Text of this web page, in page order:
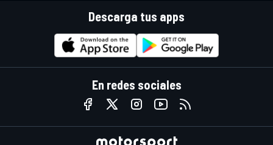
Descarga tus apps
En redes sociales